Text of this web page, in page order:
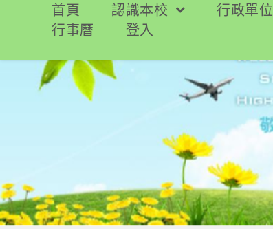
要
首頁 認識本校 行政單位
行事曆
登入